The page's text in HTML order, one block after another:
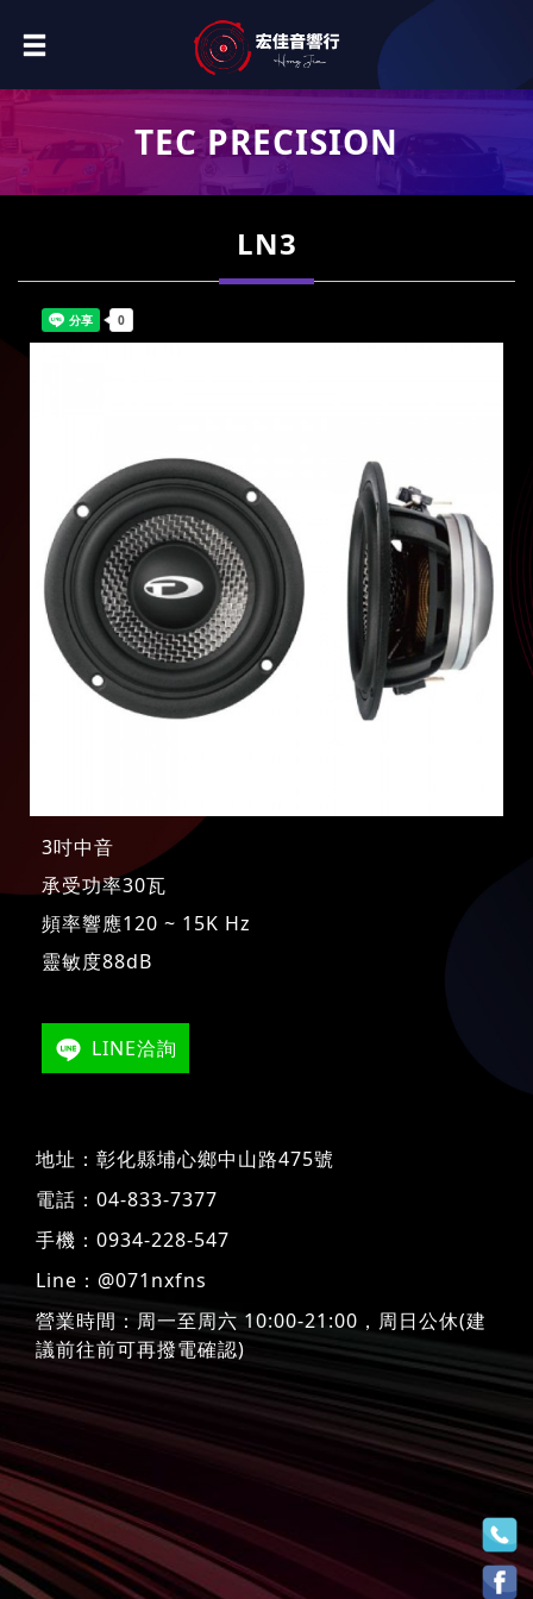
TEC PRECISION
LN3
3吋中音
承受功率30瓦
頻率響應120 ~ 15K Hz
靈敏度88dB
LINE洽詢
地址： 彰化縣埔心鄉中山路475號
電話： 04-833-7377
手機： 0934-228-547
Line： @071nxfns
營業時間：周一至周六 10:00-21:00，周日公休(建
議前往前可再撥電確認)